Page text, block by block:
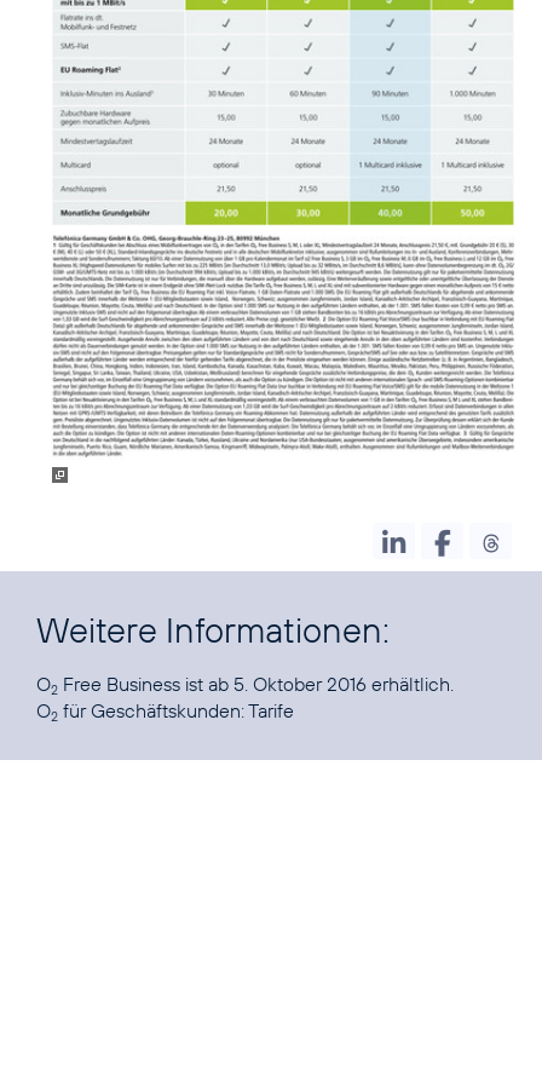
Weitere Informationen:
O2 Free Business ist ab 5. Oktober 2016 erhältlich.
O2 für Geschäftskunden:Tarife